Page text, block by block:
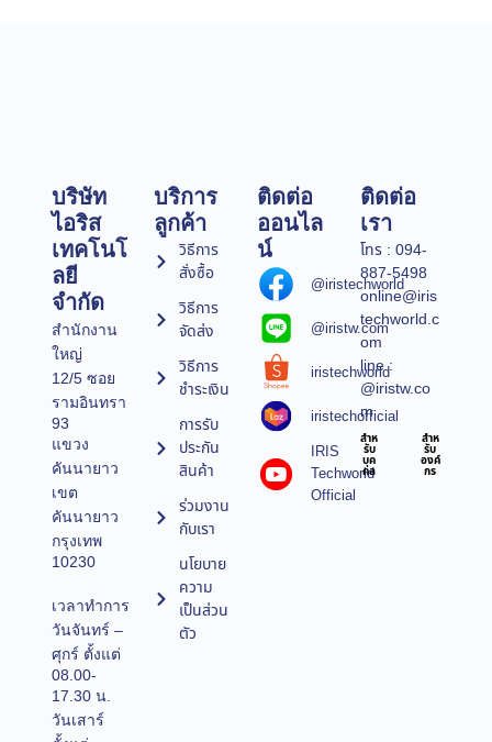
บริษัท
ไอริส
เทคโนโ
ลยี
จำกัด
สำนักงาน
ใหญ่
12/5 ซอย
รามอินทรา
93
แขวง
คันนายาว
เขต
คันนายาว
กรุงเทพ
10230
เวลาทำการ
วันจันทร์ –
ศุกร์ ตั้งแต่
08.00-
17.30 น.
วันเสาร์
บริการ
ลูกค้า
วิธีการ
สั่งซื้อ
วิธีการ
จัดส่ง
วิธีการ
ชำระเงิน
การรับ
ประกัน
สินค้า
ร่วมงาน
กับเรา
นโยบาย
ความ
เป็นส่วน
ตัว
ติดต่อ
ออนไล
น์
@iristechworld
@iristw.com
iristechworld
iristechofficial
IRIS
Techworld
Official
ติดต่อ
เรา
โทร : 094-
887-5498
online@iris
techworld.c
om
line :
@iristw.co
m
สำห
รับ
บุค
คล
สำห
รับ
องค์
กร